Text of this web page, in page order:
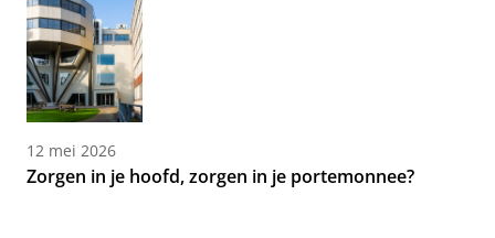
12 mei 2026
Zorgen in je hoofd, zorgen in je portemonnee?